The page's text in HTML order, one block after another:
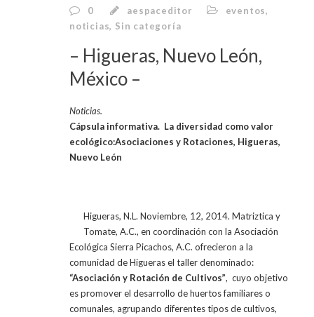
0 aespaceditor eventos,
noticias, Sin categoría
– Higueras, Nuevo León,
México –
Noticias.
Cápsula informativa. La diversidad como valor
ecológico:Asociaciones y Rotaciones, Higueras,
Nuevo León
Higueras, N.L. Noviembre, 12, 2014. Matriztica y
Tomate, A.C., en coordinación con la Asociación
Ecológica Sierra Picachos, A.C. ofrecieron a la
comunidad de Higueras el taller denominado:
“Asociación y Rotación de Cultivos”, cuyo objetivo
es promover el desarrollo de huertos familiares o
comunales, agrupando diferentes tipos de cultivos,